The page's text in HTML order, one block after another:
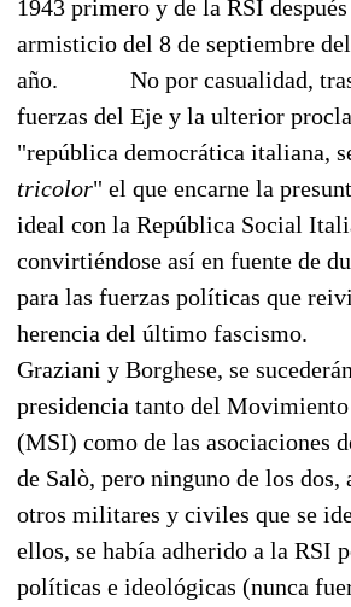
1943 primero y de la RSI
armisticio del 8 de septiembre
año.
No por casualidad,
fuerzas del Eje y la ulterior
"república democrática italiana,
tricolor" el que encarne la
ideal con la República Social
convirtiéndose así en fuente de
para las fuerzas políticas que
herencia del último fascismo.
Graziani y Borghese, se
presidencia tanto del
(MSI) como de las asociaciones
de Salò, pero ninguno de los dos,
otros militares y civiles que se
ellos, se había adherido a la RSI
políticas e ideológicas (nunca